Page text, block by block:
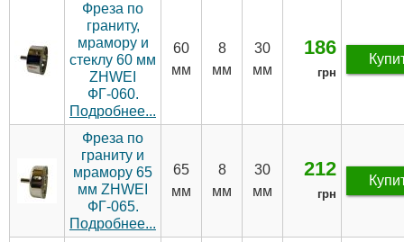
Фреза по
граниту,
мрамору и
стеклу 60 мм
ZHWEI
ФГ-060.
Подробнее...
60
мм
8
мм
30
мм
186
грн
Фреза по
граниту и
мрамору 65
мм ZHWEI
ФГ-065.
Подробнее...
65
мм
8
мм
30
мм
212
грн